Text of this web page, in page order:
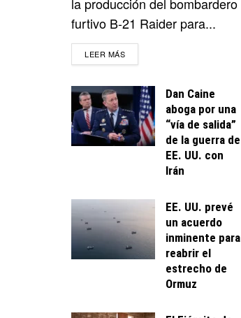
furtivo B-21 Raider para...
LEER MÁSDETAILS
Dan Caine
aboga por una
“vía de salida”
de la guerra de
EE. UU. con
Irán
EE. UU. prevé
un acuerdo
inminente para
reabrir el
estrecho de
Ormuz